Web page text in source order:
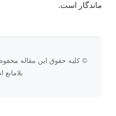
ماندگار است.
© کلیه حقوق این مقاله محفوظ
بلامانع